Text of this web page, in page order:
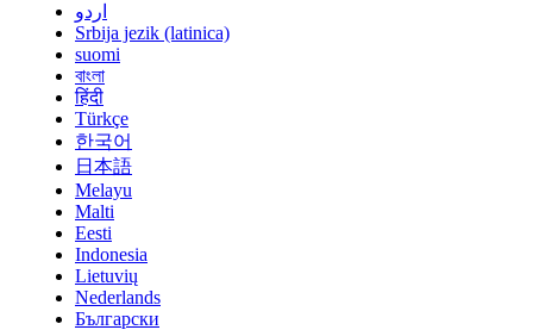
اردو
Srbija jezik (latinica)
suomi
বাংলা
हिंदी
Türkçe
한국어
日本語
Melayu
Malti
Eesti
Indonesia
Lietuvių
Nederlands
Български